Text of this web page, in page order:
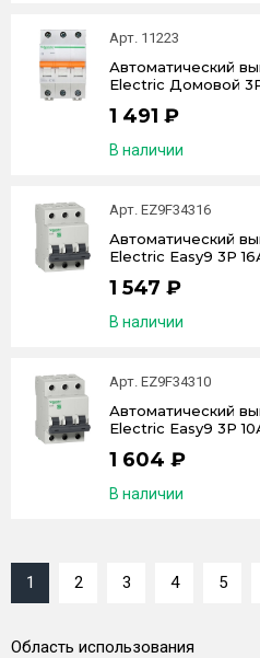
Арт. 11223
Автоматический
Electric Домовой
1 491 ₽
В наличии
Арт. EZ9F34316
Автоматический
Electric Easy9 3P
1 547 ₽
В наличии
Арт. EZ9F34310
Автоматический
Electric Easy9 3P
1 604 ₽
В наличии
1 2 3 4 5
Область использования